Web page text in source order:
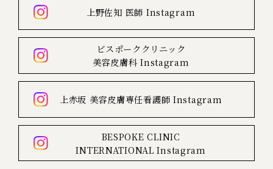
上野佐知 医師 Instagram
ビスポーククリニック
美容皮膚科 Instagram
上赤坂 美容皮膚専任看護師 Instagram
BESPOKE CLINIC
INTERNATIONAL Instagram